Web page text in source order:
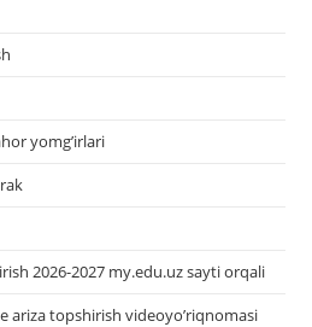
yomg’irlari
2026-2027 my.edu.uz sayti orqali
ariza topshirish videoyo’riqnomasi